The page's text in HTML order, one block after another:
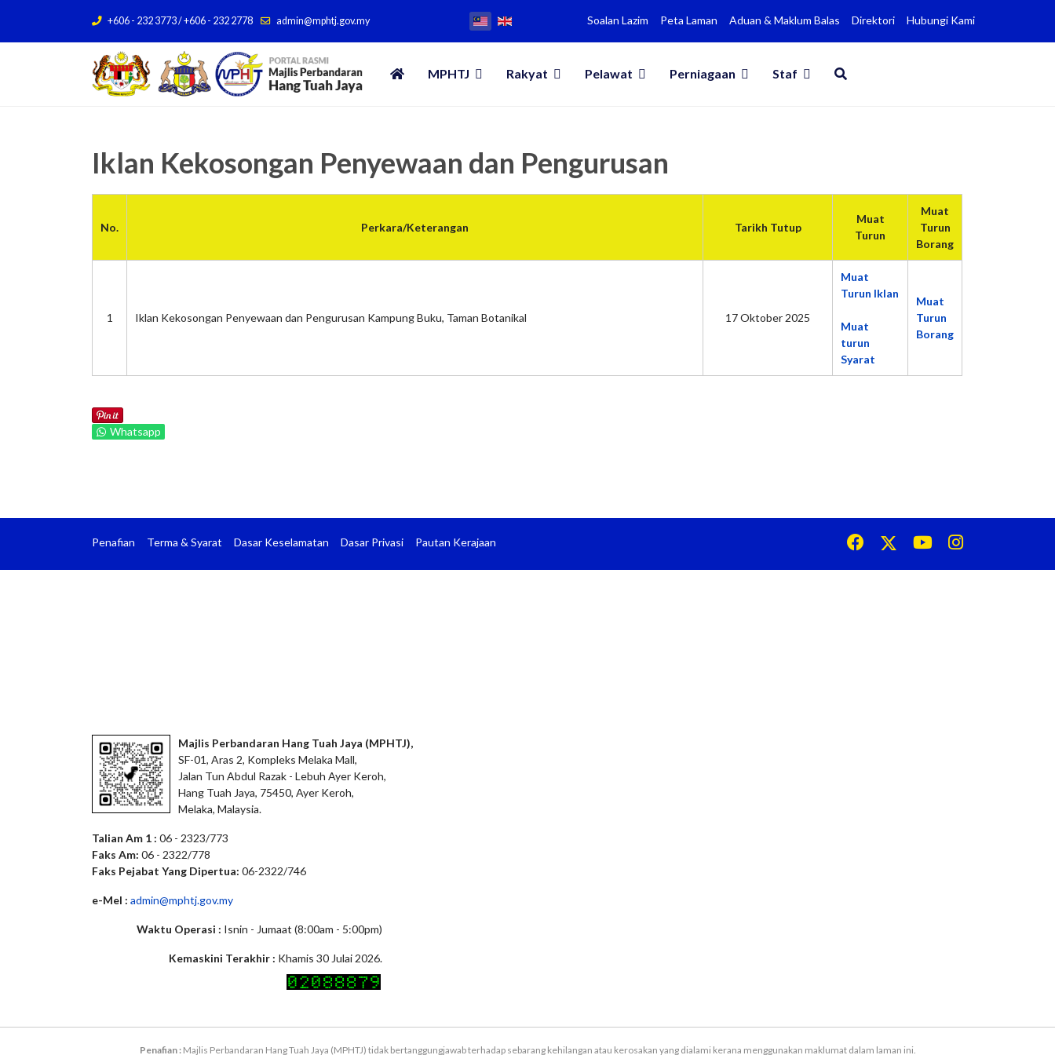
+606 - 232 3773 / +606 - 232 2778 admin@mphtj.gov.my Soalan Lazim Peta Laman Aduan & Maklum Balas Direktori Hubungi Kami
MPHTJ Rakyat Pelawat Perniagaan Staf
Iklan Kekosongan Penyewaan dan Pengurusan
No. Perkara/Keterangan Tarikh Tutup
Muat
Turun
Muat
Turun
Borang
1 Iklan Kekosongan Penyewaan dan Pengurusan Kampung Buku, Taman Botanikal 17 Oktober 2025
Muat
Turun Iklan
Muat
turun
Syarat
Muat
Turun
Borang
Whatsapp
Penafian Terma & Syarat Dasar Keselamatan Dasar Privasi Pautan Kerajaan
Majlis Perbandaran Hang Tuah Jaya (MPHTJ),
SF-01, Aras 2, Kompleks Melaka Mall,
Jalan Tun Abdul Razak - Lebuh Ayer Keroh,
Hang Tuah Jaya, 75450, Ayer Keroh,
Melaka, Malaysia.
Talian Am 1 : 06 - 2323/773
Faks Am: 06 - 2322/778
Faks Pejabat Yang Dipertua: 06-2322/746
e-Mel : admin@mphtj.gov.my
Waktu Operasi : Isnin - Jumaat (8:00am - 5:00pm)
Kemaskini Terakhir : Khamis 30 Julai 2026.
Penafian :Majlis Perbandaran Hang Tuah Jaya (MPHTJ) tidak bertanggungjawab terhadap sebarang kehilangan atau kerosakan yang dialami kerana menggunakan maklumat dalam laman ini.